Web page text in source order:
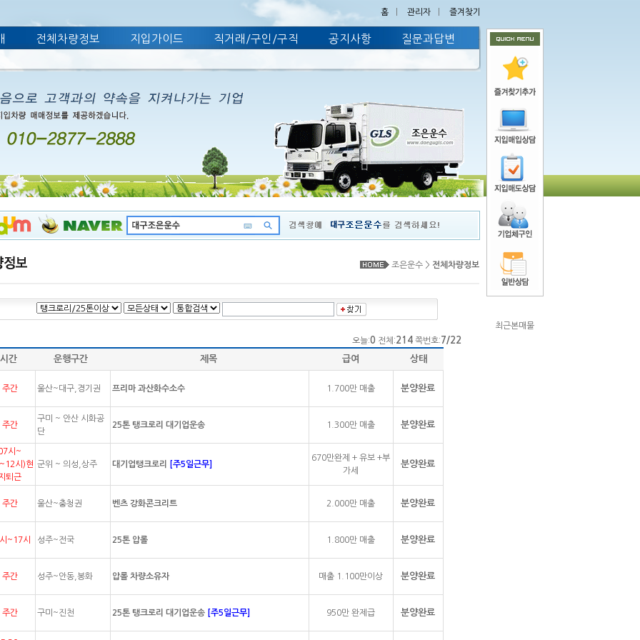
최근본매물
홈ㅣ 관리자ㅣ 즐겨찾기
전체차량정보 지입가이드 직거래/구인/구직 공지사항 질문과답변
조은운수 > 전체차량정보
오늘:0 전체:214쪽번호:7/22
시간
운행구간 제목 급여 상태
주간 울산~대구,경기권 프리마 과산화수소수 1.700만 매출 분양완료
주간
구미 ~ 안산 시화공
단
25톤 탱크로리 대기업운송 1.300만 매출 분양완료
시~
시)현
퇴근
군위 ~ 의성,상주 대기업탱크로리 [주5일근무]
670만완제 + 유보 +부
가세
분양완료
주간 울산~충청권 벤츠 강화콘크리트 2.000만 매출 분양완료
~17시 성주~전국 25톤 압롤 1.800만 매출 분양완료
주간 성주~안동,봉화 압롤 차량소유자 매출 1.100만이상 분양완료
주간 구미~진천 25톤 탱크로리 대기업운송 [주5일근무] 950만 완제급 분양완료